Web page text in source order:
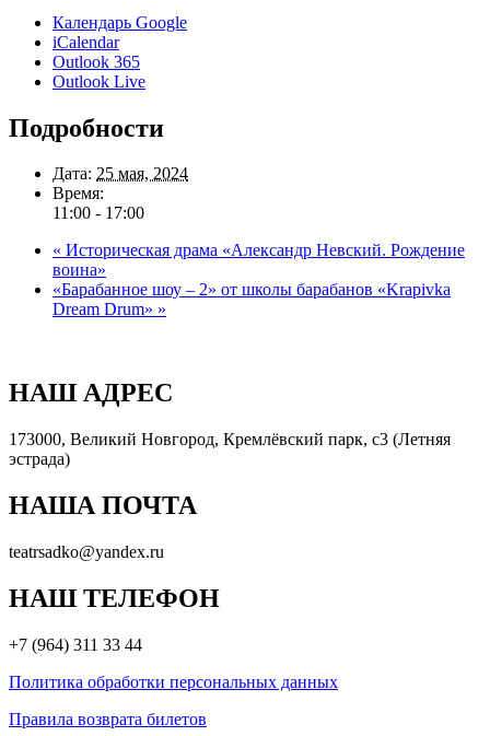
Календарь Google
iCalendar
Outlook 365
Outlook Live
Подробности
Дата: 25 мая, 2024
Время:
11:00 - 17:00
« Историческая драма «Александр Невский. Рождение
воина»
«Барабанное шоу – 2» от школы барабанов «Krapivka
Dream Drum» »
НАШ АДРЕС
173000, Великий Новгород, Кремлёвский парк, с3 (Летняя
эстрада)
НАША ПОЧТА
teatrsadko@yandex.ru
НАШ ТЕЛЕФОН
+7 (964) 311 33 44
Политика обработки персональных данных
Правила возврата билетов